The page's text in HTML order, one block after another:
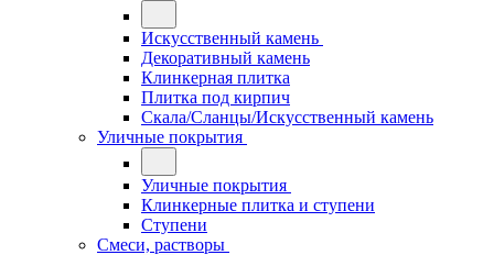
Искусственный камень
Декоративный камень
Клинкерная плитка
Плитка под кирпич
Скала/Сланцы/Искусственный камень
Уличные покрытия
Уличные покрытия
Клинкерные плитка и ступени
Ступени
Смеси, растворы